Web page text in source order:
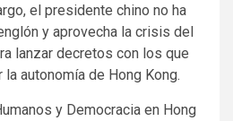
el presidente chino no ha
y aprovecha la crisis del
lanzar decretos con los que
autonomía de Hong Kong.
y Democracia en Hong